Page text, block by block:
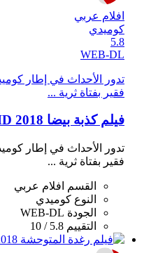
افلام عربي
كوميدي
5.8
WEB-DL
تدور الأحداث في إطار
فقير بفتاة ثرية ...
فيلم كذبة بيضا 2018 HD
تدور الأحداث في إطار
فقير بفتاة ثرية ...
القسم
افلام عربي
النوع كوميدي
الجودة WEB-DL
التقييم 5.8 / 10